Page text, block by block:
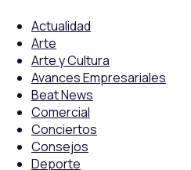
Actualidad
Arte
Arte y Cultura
Avances Empresariales
Beat News
Comercial
Conciertos
Consejos
Deporte